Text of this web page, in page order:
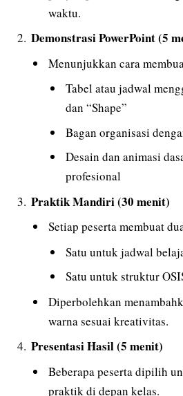
waktu.
Demonstrasi PowerPoint (5
Menunjukkan cara
Tabel atau jadwal
dan “Shape”
Bagan organisasi
Desain dan animasi
profesional
Praktik Mandiri (30 menit)
Setiap peserta membuat
Satu untuk jadwal
Satu untuk struktur
Diperbolehkan
warna sesuai kreativitas.
Presentasi Hasil (5 menit)
Beberapa peserta dipilih
praktik di depan kelas.